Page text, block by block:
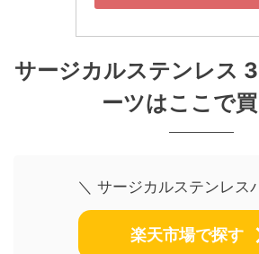
サージカルステンレス
ーツはここで買
＼ サージカルステンレ
楽天市場で探す